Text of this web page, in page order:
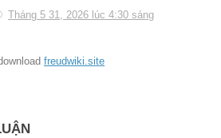
Tháng 5 31, 2026 lúc 4:30 sáng
freudwiki.site